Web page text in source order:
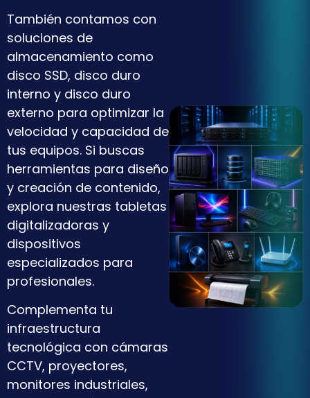
También contamos con
soluciones de
almacenamiento como
disco SSD, disco duro
interno y disco duro
externo para optimizar la
velocidad y capacidad de
tus equipos. Si buscas
herramientas para diseño
y creación de contenido,
explora nuestras tabletas
digitalizadoras y
dispositivos
especializados para
profesionales.
Complementa tu
infraestructura
tecnológica con cámaras
CCTV, proyectores,
monitores industriales,